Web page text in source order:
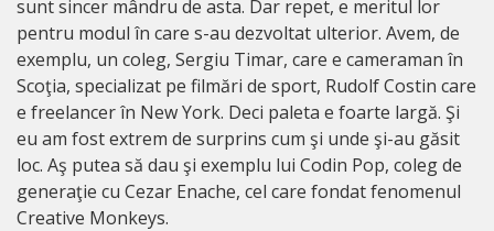
sunt sincer mândru de asta. Dar repet, e meritul lor
pentru modul în care s-au dezvoltat ulterior. Avem, de
exemplu, un coleg, Sergiu Timar, care e cameraman în
Scoţia, specializat pe filmări de sport, Rudolf Costin care
e freelancer în New York. Deci paleta e foarte largă. Şi
eu am fost extrem de surprins cum şi unde şi-au găsit
loc. Aş putea să dau şi exemplu lui Codin Pop, coleg de
generaţie cu Cezar Enache, cel care fondat fenomenul
Creative Monkeys.